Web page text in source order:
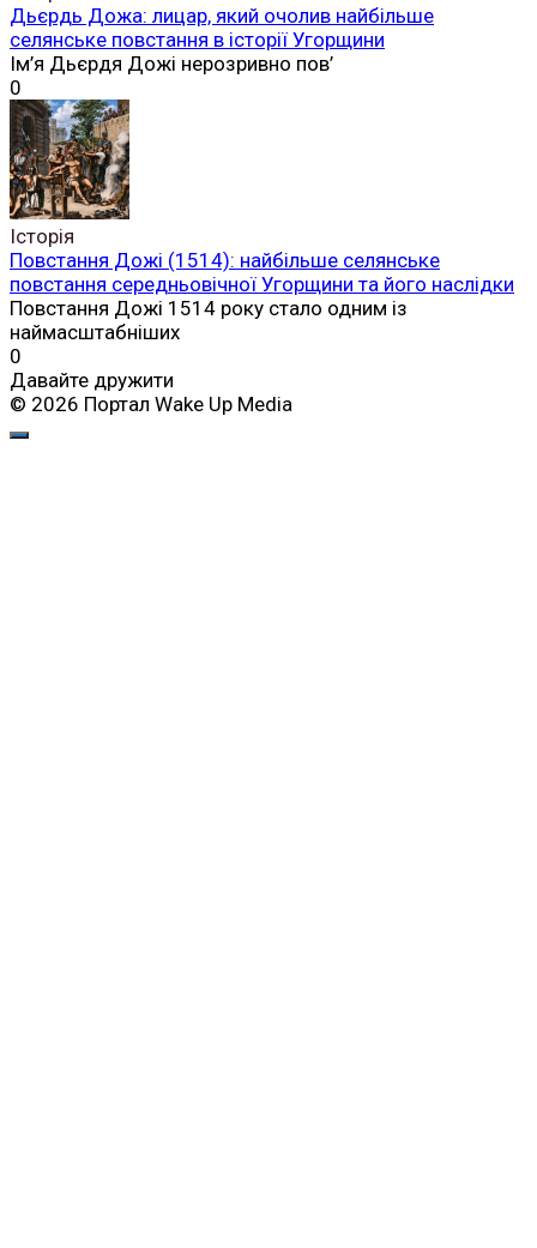
Дьєрдь Дожа: лицар, який очолив найбільше
селянське повстання в історії Угорщини
Ім’я Дьєрдя Дожі нерозривно пов’
0
Історія
Повстання Дожі (1514): найбільше селянське
повстання середньовічної Угорщини та його наслідки
Повстання Дожі 1514 року стало одним із
наймасштабніших
0
Давайте дружити
© 2026 Портал Wake Up Media